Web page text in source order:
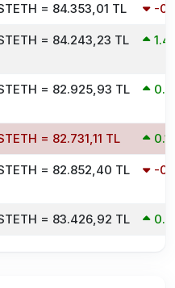
= 84.353,01 TL -
= 84.243,23 TL
= 82.925,93 TL
= 82.731,11 TL
= 82.852,40 TL -
= 83.426,92 TL